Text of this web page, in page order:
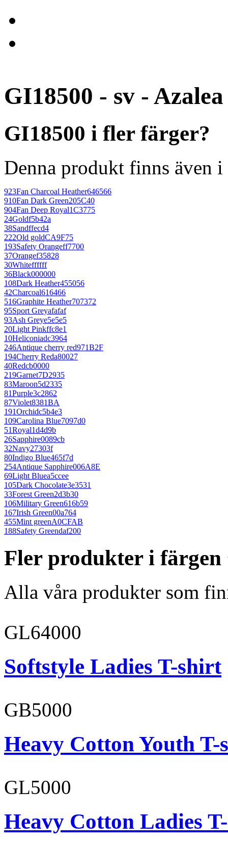
GI18500 - sv - Azalea
GI18500 i fler färger?
Denna produkt finns även
923Fan Charcoal Heather646566
910Fan Dark Green205C40
904Fan Deep Royal1C3775
24Goldf5b42a
38Sandffecd4
222Old goldCA9F75
193Safety Orangeff7700
37Orangef35828
30Whiteffffff
36Black000000
108Dark Heather455056
42Charcoal616466
516Graphite Heather707372
95Sport Greyafafaf
93Ash Greye5e5e5
20Light Pinkffc8e1
10Heliconiadc3964
246Antique cherry red971B2F
194Cherry Reda80027
40Redcb0000
219Garnet7D2935
83Maroon5d2335
81Purple3c2862
87Violet8381BA
191Orchidc5b4e3
109Carolina Blue7097d0
51Royal1d4d9b
26Sapphire0089cb
32Navy27303f
80Indigo Blue465f7d
254Antique Sapphire006A8E
69Light Bluea5ccee
105Dark Chocolate3e3531
33Forest Green2d3b30
106Military Green616b59
167Irish Green00a764
455Mint greenA0CFAB
188Safety Greendaf200
Fler produkter i färgen
Alla våra produkter som
GL64000
Softstyle Ladies T-shirt
GB5000
Heavy Cotton Youth
GL5000
Heavy Cotton Ladies